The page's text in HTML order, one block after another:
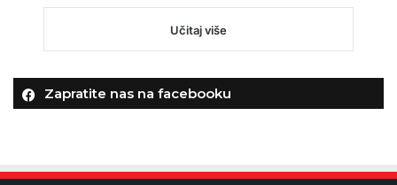
Učitaj više
Zapratite nas na facebooku